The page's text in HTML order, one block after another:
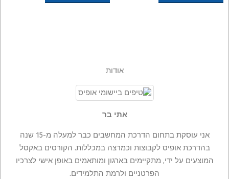
עד
האפשרויות
בעמוד
עד
אודות
אתי בר
אני עוסקת בתחום הדרכת המחשבים כבר למעלה מ-15 שנה
בהדרכת אופיס לקבוצות וכמרצה במכללות. הקורסים באקסל
המוצעים על ידי, מתקיימים בארגון ומותאמים באופן אישי לצרכיו
הפרטניים ולרמת התלמידים.